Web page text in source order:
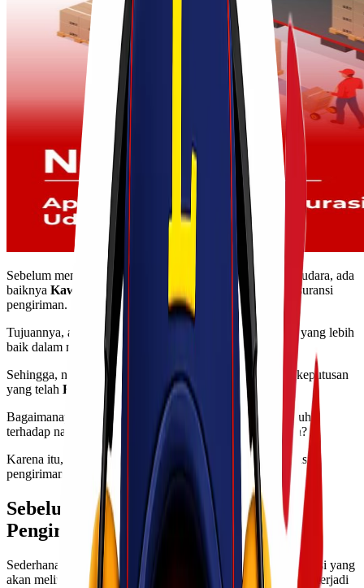
Sebelum memutuskan untuk melakukan pengiriman jalur udara, ada
baiknya Kawan Lio mencari tahu dulu apa pentingnya asuransi
pengiriman.
Tujuannya, agar Kawan Lio dapat mengambil keputusan yang lebih
baik dalam mengirimkan barang pesanan
customer
Sehingga, nantinya Kawan Lio
tidak menyesali dengan keputusan
yang telah Kawan Lio
Bagaimanapun, ini secara tidak langsung akan berpengaruh
terhadap nasib dan masa depan bisnisKawan Lio
, bukan?
Karena itu, yuk, kita cari tahu dulu apa pentingnya asuransi
pengiriman khususnya untuk yang jalur udara!
Sebelumnya, Apa Itu Asuransi
Pengiriman Jalur Udara?
Sederhananya, asuransi pengiriman jalur udara adalah asuransi yang
akan melindungi Kawan Lio
dari risiko finansial yang akan terjadi